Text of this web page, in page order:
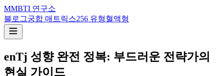
MMBTI 연구소
블로그궁합 매트릭스256 유형혈액형
enTj 성향 완전 정복: 부드러운 전략가의
현실 가이드